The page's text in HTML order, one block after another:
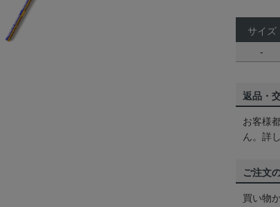
サイズ
-
返品・
お客様
ん。詳
ご注文
買い物